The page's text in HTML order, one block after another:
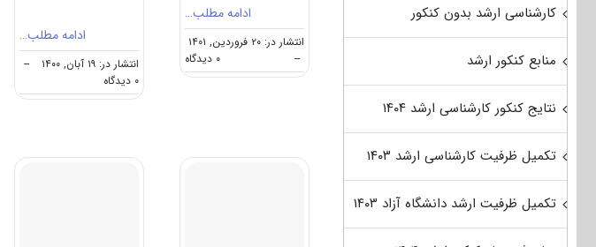
ادامه مطلب…
انتشار در: ۲۰ فروردین, ۱۴۰۱
--
۰ دیدگاه
گرایش
های
ادامه مطلب…
انتشار در: ۱۹ آبان, ۱۴۰۰
--
۰ دیدگاه
دانلود
آزمون
کارشناسی ارشد بدون کنکور
منابع کنکور ارشد
نتایج کنکور کارشناسی ارشد ۱۴۰۴
تکمیل ظرفیت کارشناسی ارشد ۱۴۰۳
تکمیل ظرفیت ارشد دانشگاه آزاد ۱۴۰۳